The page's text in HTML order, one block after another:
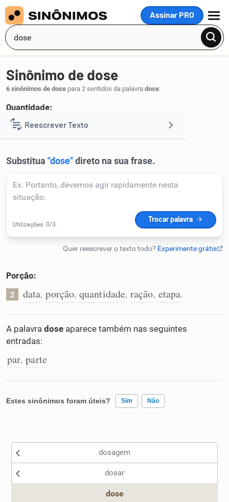
Assinar PRO
MENU
Reescrever Texto
Corrigir Texto
Humanizador de IA
Cata-letras
Conexões
Caça-palavras
Sinônimos
Sinônimo de dose
6 sinônimos de dose para 2 sentidos da palavra dose:
Quantidade:
1 vez.
Porção:
2 data, porção, quantidade, ração, etapa.
A palavra dose aparece também nas seguintes
entradas:
par, parte
Estes sinônimos foram úteis? Sim Não
Nenhum dos sinônimos apresentados me ajudou
dosagem
dosar
dose